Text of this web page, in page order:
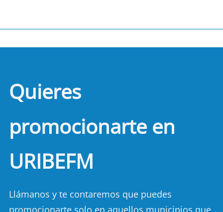
Quieres
promocionarte en
URIBEFM
Llámanos y te contaremos que puedes
promocionarte solo en aquellos municipios que